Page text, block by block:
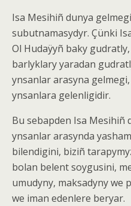
Isa Mesihiñ dunya
subutnamasydyr. Çünki
Ol Hudaÿyñ baky
barlyklary yaradan
ynsanlar arasyna
ynsanlara gelenligidir.
Bu sebapden Isa Mesihiñ
ynsanlar arasynda
bilendigini, biziñ
bolan belent soygusini,
umudyny, maksadyny we
we iman edenlere beryar.